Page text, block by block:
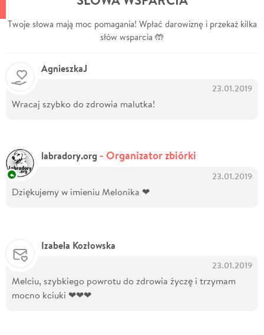
Twoje słowa mają moc pomagania! Wpłać darowiznę i przekaż kilka
słów wsparcia 🤲
AgnieszkaJ
23.01.2019
Wracaj szybko do zdrowia malutka!
labradory.org - Organizator zbiórki
23.01.2019
Dziękujemy w imieniu Melonika ❤
Izabela Kozłowska
23.01.2019
Melciu, szybkiego powrotu do zdrowia życzę i trzymam
mocno kciuki ❤❤❤